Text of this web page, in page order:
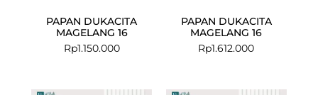
PAPAN DUKACITA
MAGELANG 16
Rp1.150.000
PAPAN DUKACITA
MAGELANG 16
Rp1.612.000